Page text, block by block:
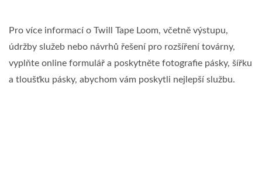
Pro více informací o Twill Tape Loom, včetně výstupu,
údržby služeb nebo návrhů řešení pro rozšíření továrny,
vyplňte online formulář a poskytněte fotografie pásky, šířku
a tloušťku pásky, abychom vám poskytli nejlepší službu.